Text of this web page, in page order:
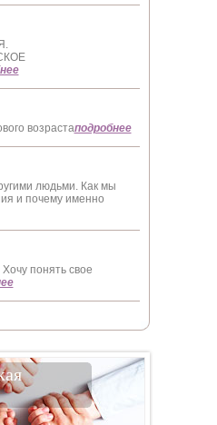
возрастаподробнее
людьми. Как мы
и почему именно
понять свое